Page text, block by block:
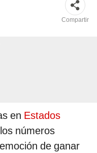
Compartir
en Estados
números
de ganar